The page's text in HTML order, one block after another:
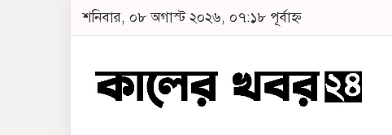
শনিবার, ০৮ অগাস্ট ২০২৬, ০৭:১৮ পূর্বাহ্ন